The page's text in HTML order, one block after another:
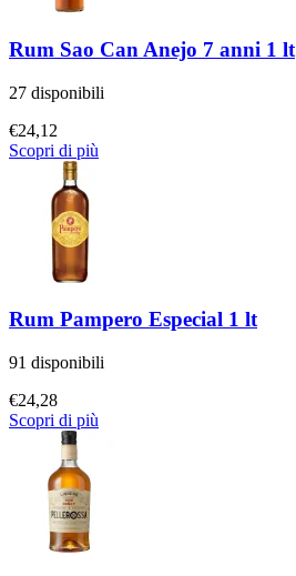
Rum Sao Can Anejo 7 anni 1 lt
27 disponibili
€24,12
Scopri di più
Rum Pampero Especial 1 lt
91 disponibili
€24,28
Scopri di più